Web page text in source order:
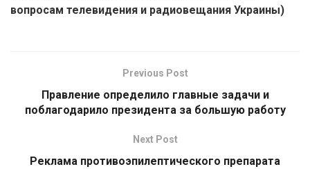
вопросам телевидения и радиовещания Украины)
Previous Post
Правление определило главные задачи и
поблагодарило президента за большую работу
Next Post
Реклама противоэпилептического препарата